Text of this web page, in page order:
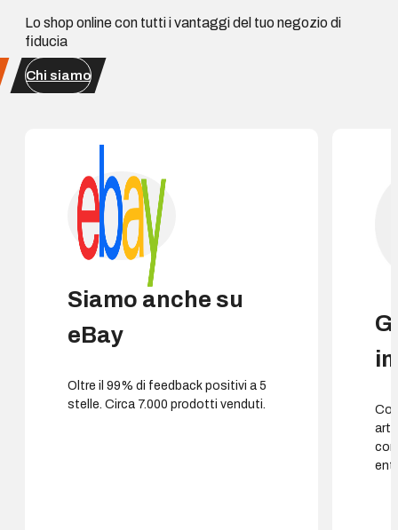
Lo shop online con tutti i vantaggi del tuo negozio di
fiducia
Chi siamo
Siamo anche su
eBay
Oltre il 99% di feedback positivi a 5
stelle. Circa 7.000 prodotti venduti.